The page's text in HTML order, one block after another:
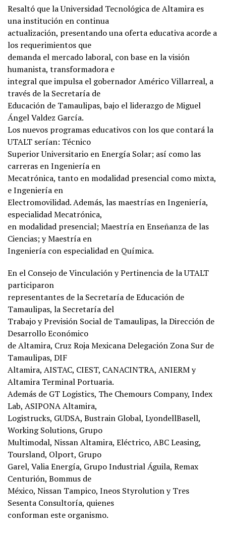
Resaltó que la Universidad Tecnológica de Altamira es
una institución en continua
actualización, presentando una oferta educativa acorde a
los requerimientos que
demanda el mercado laboral, con base en la visión
humanista, transformadora e
integral que impulsa el gobernador Américo Villarreal, a
través de la Secretaría de
Educación de Tamaulipas, bajo el liderazgo de Miguel
Ángel Valdez García.
Los nuevos programas educativos con los que contará la
UTALT serían: Técnico
Superior Universitario en Energía Solar; así como las
carreras en Ingeniería en
Mecatrónica, tanto en modalidad presencial como mixta,
e Ingeniería en
Electromovilidad. Además, las maestrías en Ingeniería,
especialidad Mecatrónica,
en modalidad presencial; Maestría en Enseñanza de las
Ciencias; y Maestría en
Ingeniería con especialidad en Química.
En el Consejo de Vinculación y Pertinencia de la UTALT
participaron
representantes de la Secretaría de Educación de
Tamaulipas, la Secretaría del
Trabajo y Previsión Social de Tamaulipas, la Dirección de
Desarrollo Económico
de Altamira, Cruz Roja Mexicana Delegación Zona Sur de
Tamaulipas, DIF
Altamira, AISTAC, CIEST, CANACINTRA, ANIERM y
Altamira Terminal Portuaria.
Además de GT Logistics, The Chemours Company, Index
Lab, ASIPONA Altamira,
Logistrucks, GUDSA, Bustrain Global, LyondellBasell,
Working Solutions, Grupo
Multimodal, Nissan Altamira, Eléctrico, ABC Leasing,
Toursland, Olport, Grupo
Garel, Valia Energía, Grupo Industrial Águila, Remax
Centurión, Bommus de
México, Nissan Tampico, Ineos Styrolution y Tres
Sesenta Consultoría, quienes
conforman este organismo.